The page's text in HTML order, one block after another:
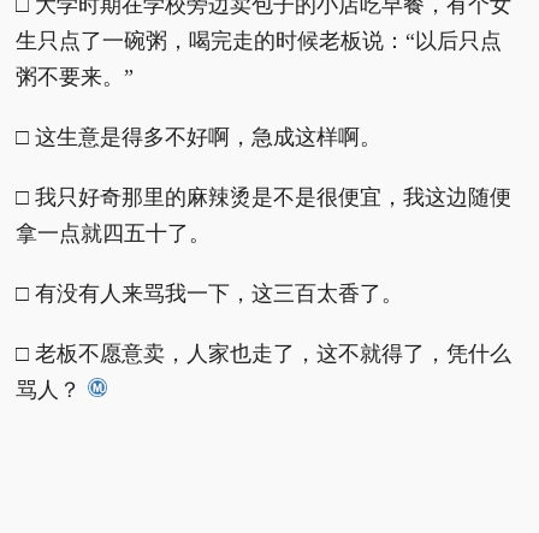
生只点了一碗粥，喝完走的时候老板说：“以后只点
粥不要来。”
□ 这生意是得多不好啊，急成这样啊。
□ 我只好奇那里的麻辣烫是不是很便宜，我这边随便
拿一点就四五十了。
□ 有没有人来骂我一下，这三百太香了。
□ 老板不愿意卖，人家也走了，这不就得了，凭什么
骂人？